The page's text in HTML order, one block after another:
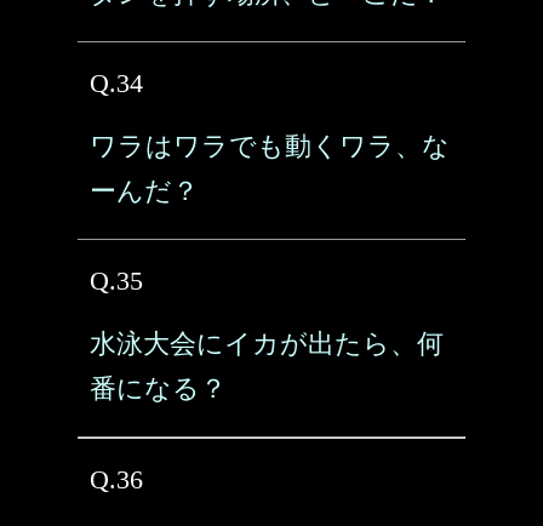
Q.34
ワラはワラでも動くワラ、な
ーんだ？
Q.35
水泳大会にイカが出たら、何
番になる？
Q.36